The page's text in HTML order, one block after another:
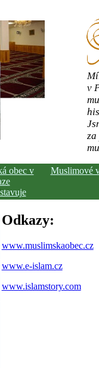
v
obec v
Muslimové
Odkazy:
www.muslimskaobec.cz
www.e-islam.cz
www.islamstory.com